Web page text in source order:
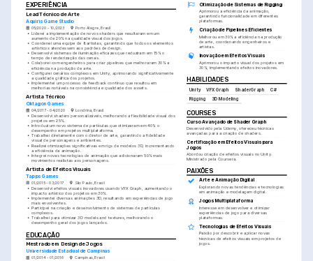
EXPERIÊNCIA
Lead Técnico de Arte
Aquiris Game Studio
05/2020 - 10/2023 Porto Alegre, Brasil
• Liderei a implementação de novos shaders que resultaram em um
aumento de 20% na qualidade visual dos jogos.
• Coordenei uma equipe de 8 artistas, garantindo que todos os elementos
artísticos atendessem aos padrões de design.
• Desenvolvi sistemas de iluminação eficazes que reduziram em 15% o
tempo de renderização das cenas.
• Colaborei com engenheiros para criar pipelines que melhoraram 30% a
eficiência na produção de arte.
• Configurei cenários complexos em Unity, aprimorando significativamente
a qualidade gráfica dos projetos.
• Implementei um processo de feedback contínuo que resultou em
melhorias notáveis na consistência e qualidade dos assets.
Artista Técnico
Oktagon Games
04/2017 - 04/2020 Londrina, Brasil
• Desenvolvi shaders personalizáveis, melhorando a flexibilidade visual dos
projetos em 25%.
• Introduzi um novo sistema de partículas que otimizaram em 40% o
desempenho em projetos multiplataforma.
• Trabalhei diretamente com o diretor de arte, garantindo a fidelidade
visual de personagens e ambientes.
• Realizei otimizações significativas em rigs de modelos 3D, incrementando
a eficiência da animação.
• Integrei novas tecnologias de animação que adicionaram 50% mais
movimentos realistas aos personagens.
Artista de Efeitos Visuais
Tapps Games
01/2015 - 03/2017 São Paulo, Brasil
• Desenvolvi efeitos visuais inovadores usando VFX Graph, aumentando o
impacto artístico dos projetos em 30%.
• Implementei diversas animações 3D, resultando em experiências de jogo
mais envolventes.
• Participei na criação e desenvolvimento de sistemas de partículas
complexos.
• Trabalhei para otimizar 3D models and textures, melhorando o
desempenho geral dos jogos lançados.
EDUCAÇÃO
Mestrado em Design de Jogos
Universidade Estadual de Campinas
01/2014 - 01/2016 Campinas, Brasil
Otimização de Sistemas de Rigging
Aprimorou a eficiência da animação,
garantindo funcionalidade em diferentes
plataformas.
Criação de Pipelines Eficientes
Melhorou em 30% a eficiência na produção
de arte, coordenando engenheiros e
artistas.
Inovação em Efeitos Visuais
Aprimorou o impacto visual dos projetos em
30%, implementando efeitos inovadores.
HABILIDADES
Unity VFX Graph ShaderGraph
C#
Rigging
3D Modeling
COURSES
Curso Avançado de Shader Graph
Desenvolvido pela Udemy, ofereceu técnicas
avançadas para a criação de shaders.
Certificação em Efeitos Visuais para
Jogos
Abordou criação de efeitos visuais no Unity.
Ministrado pela Coursera.
PAIXÕES
Arte e Animação Digital
Explorando novas tendências e tecnologias
em animação e modelagem digital.
Jogos Multiplataforma
Interesse em desenvolver e otimizar
experiências de jogo para diversas
plataformas.
Tecnologias de Efeitos Visuais
Paixão por descobrir e aplicar novas
técnicas de efeitos visuais em projetos de
jogos.